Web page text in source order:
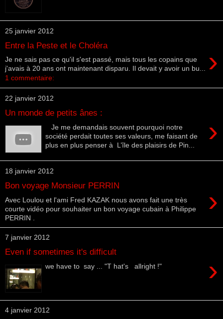
25 janvier 2012
Entre la Peste et le Choléra ›
Je ne sais pas ce qu'il s'est passé, mais tous les copains que
j'avais à 20 ans ont maintenant disparu. Il devait y avoir un bu...
1 commentaire:
22 janvier 2012
Un monde de petits ânes :
›
Je me demandais souvent pourquoi notre
société perdait toutes ses valeurs, me faisant de
plus en plus penser à L’île des plaisirs de Pin...
18 janvier 2012
Bon voyage Monsieur PERRIN ›
Avec Loulou et l'ami Fred KAZAK nous avons fait une très
courte vidéo pour souhaiter un bon voyage cubain à Philippe
PERRIN .
7 janvier 2012
Even if sometimes it's difficult
›
we have to say ... "T hat's allright !"
4 janvier 2012